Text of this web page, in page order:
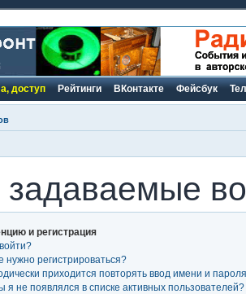
доступ Рейтинги ВКонтакте Фейсбук
задаваемые
и регистрация
регистрироваться?
приходится повторять ввод имени и
я не появлялся в списке активных пользователей?